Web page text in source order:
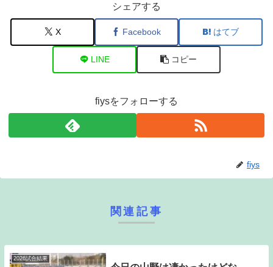
シェアする
X Facebook はてブ
LINE コピー
fiysをフォローする
fiys
関連記事
2026試合結果